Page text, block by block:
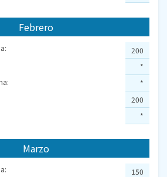
Febrero
200
*
*
200
*
Marzo
150